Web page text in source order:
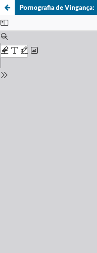
Pornografia de Vingança: